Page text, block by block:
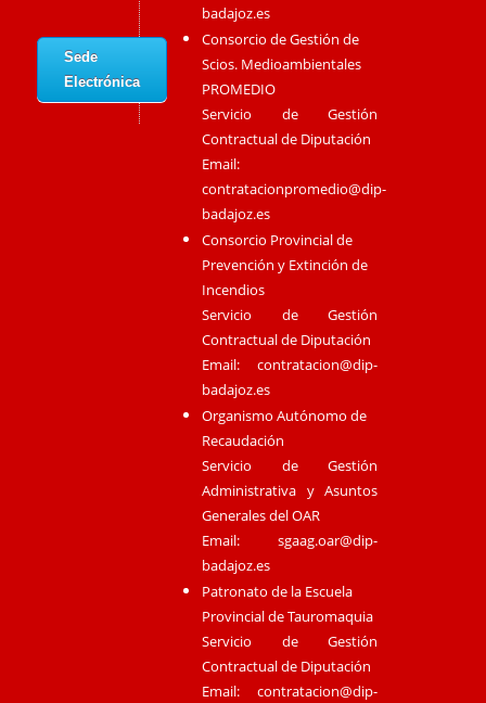
Sede
Electrónica
badajoz.es
Consorcio de Gestión de
Scios. Medioambientales
PROMEDIO
Servicio de Gestión
Contractual de Diputación
Email:
contratacionpromedio@dip-
badajoz.es
Consorcio Provincial de
Prevención y Extinción de
Incendios
Servicio de Gestión
Contractual de Diputación
Email:contratacion@dip-
badajoz.es
Organismo Autónomo de
Recaudación
Servicio de Gestión
Administrativa y Asuntos
Generales del OAR
Email:sgaag.oar@dip-
badajoz.es
Patronato de la Escuela
Provincial de Tauromaquia
Servicio de Gestión
Contractual de Diputación
Email:contratacion@dip-